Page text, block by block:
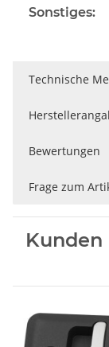
Sonstiges:
Technische
Bewertungen
Frage zum